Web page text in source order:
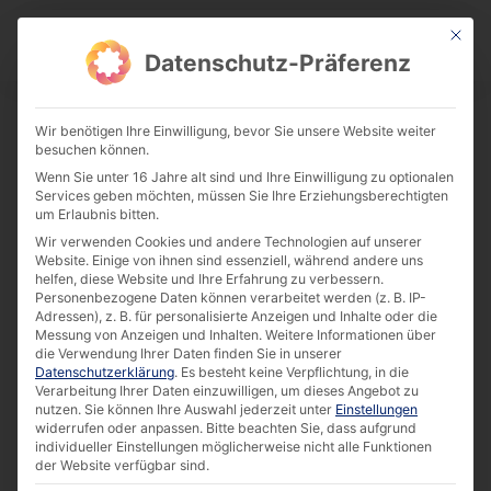
Download Center
Success Story: Notify and Locate Guests
Efficiently [EN]
Download
7305 downloads
814.86 KB
This
Datenschutz-Präferenz
Wir benötigen Ihre Einwilligung, bevor Sie unsere Website weiter
besuchen können.
Wenn Sie unter 16 Jahre alt sind und Ihre Einwilligung zu optionalen
Services geben möchten, müssen Sie Ihre Erziehungsberechtigten
um Erlaubnis bitten.
Wir verwenden Cookies und andere Technologien auf unserer
Website. Einige von ihnen sind essenziell, während andere uns
helfen, diese Website und Ihre Erfahrung zu verbessern.
Personenbezogene Daten können verarbeitet werden (z. B. IP-
Adressen), z. B. für personalisierte Anzeigen und Inhalte oder die
Messung von Anzeigen und Inhalten. Weitere Informationen über
die Verwendung Ihrer Daten finden Sie in unserer
Datenschutzerklärung. Es besteht keine Verpflichtung, in die
Verarbeitung Ihrer Daten einzuwilligen, um dieses Angebot zu
nutzen. Sie können Ihre Auswahl jederzeit unter Einstellungen
widerrufen oder anpassen. Bitte beachten Sie, dass aufgrund
individueller Einstellungen möglicherweise nicht alle Funktionen
der Website verfügbar sind.